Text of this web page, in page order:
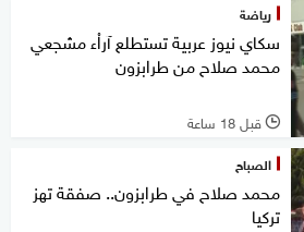
رياضة
سكاي نيوز عربية تستطلع آراْء مشجعي
محمد صلاح من طرابزون
l قبل 18 ساعة
الصباح
محمد صلاح في طرابزون.. صفقة تهز
تركيا